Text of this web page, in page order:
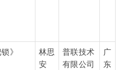
》
林思
安
普联技术
有限公司
广
东